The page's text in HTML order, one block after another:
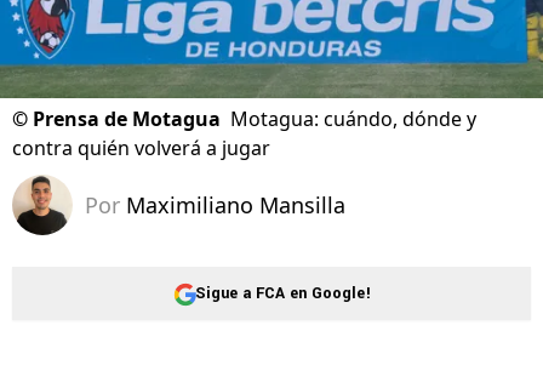
© Prensa de Motagua Motagua: cuándo, dónde y
contra quién volverá a jugar
Por Maximiliano Mansilla
Sigue a FCA en Google!